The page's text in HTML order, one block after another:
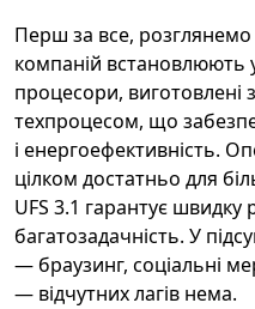
Перш за все, розглянемо
компаній встановлюють
процесори, виготовлені
техпроцесом, що
і енергоефективність.
цілком достатньо для
UFS 3.1 гарантує швидку
багатозадачність. У
— браузинг, соціальні
— відчутних лагів нема.